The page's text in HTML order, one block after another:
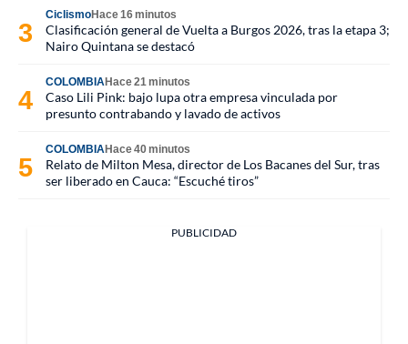
CiclismoHace 16 minutos
Clasificación general de Vuelta a Burgos 2026, tras la etapa 3;
Nairo Quintana se destacó
COLOMBIAHace 21 minutos
Caso Lili Pink: bajo lupa otra empresa vinculada por
presunto contrabando y lavado de activos
COLOMBIAHace 40 minutos
Relato de Milton Mesa, director de Los Bacanes del Sur, tras
ser liberado en Cauca: “Escuché tiros”
PUBLICIDAD